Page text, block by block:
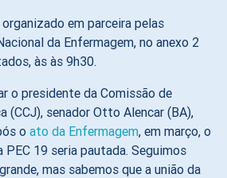
em parceira pelas
da Enfermagem, no anexo 2
às às 9h30.
o presidente da Comissão de
(CCJ), senador Otto Alencar (BA),
o ato da Enfermagem, em março, o
PEC 19 seria pautada. Seguimos
mas sabemos que a união da